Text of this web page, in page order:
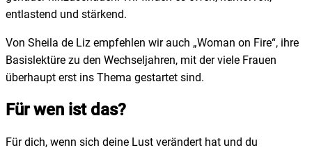
entlastend und stärkend.
Von Sheila de Liz empfehlen wir auch „Woman on Fire“, ihre
Basislektüre zu den Wechseljahren, mit der viele Frauen
überhaupt erst ins Thema gestartet sind.
Für wen ist das?
Für dich, wenn sich deine Lust verändert hat und du